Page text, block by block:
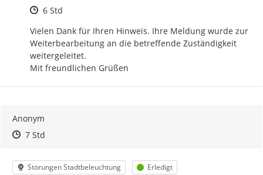
Zeitpunkt des Erstellens
6 Std
Vielen Dank für Ihren Hinweis. Ihre Meldung wurde zur
Weiterbearbeitung an die betreffende Zuständigkeit
weitergeleitet.
Mit freundlichen Grüßen
Anonym
Zeitpunkt des Erstellens
Zeitpunkt des Erstellens
7 StdZur Äußerung
Kategorie
Störungen Stadtbeleuchtung Status
Erledigt